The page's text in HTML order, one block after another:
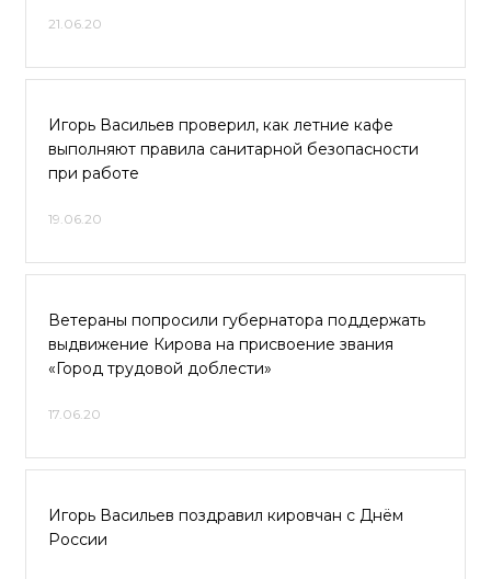
21.06.20
Игорь Васильев проверил, как летние кафе
выполняют правила санитарной безопасности
при работе
19.06.20
Ветераны попросили губернатора поддержать
выдвижение Кирова на присвоение звания
«Город трудовой доблести»
17.06.20
Игорь Васильев поздравил кировчан с Днём
России